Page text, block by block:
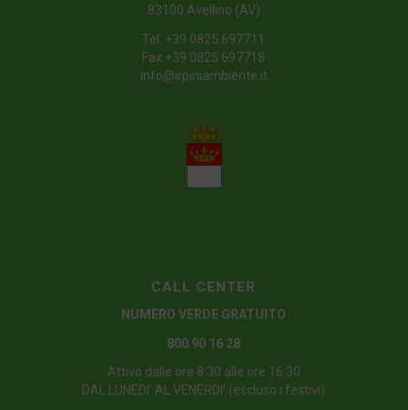
83100 Avellino (AV)
Tel: +39 0825 697711
Fax +39 0825 697718
info@irpiniambiente.it
CALL CENTER
NUMERO VERDE GRATUITO
800 90 16 28
Attivo dalle ore 8:30 alle ore 16:30
DAL LUNEDI’ AL VENERDI’ (escluso i festivi)